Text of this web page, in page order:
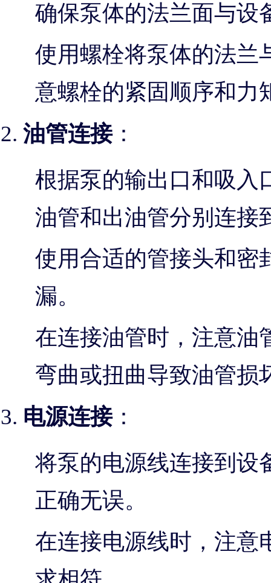
确保泵体的法兰面与设
使用螺栓将泵体的法兰
意螺栓的紧固顺序和力
油管连接：
根据泵的输出口和吸入
油管和出油管分别连接
使用合适的管接头和密
漏。
在连接油管时，注意油
弯曲或扭曲导致油管损
电源连接：
将泵的电源线连接到设
正确无误。
在连接电源线时，注意